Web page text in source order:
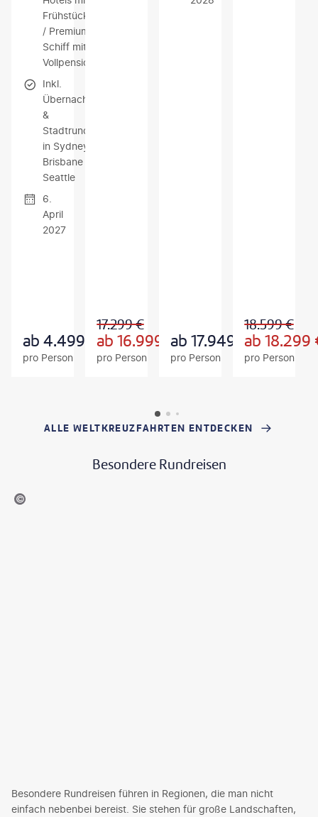
Frühstück
/ ​Premium-
Schiff mit
Vollpension
Inkl.
Übernachtungen
&
Stadtrundfahrten
in Sydney,
Brisbane und
Seattle
6.
April
2027
ab4.499 €
pro Person
E
B
O
T
17.299€
ab16.999 €
pro Person
B
O
T
ab17.949 €
pro Person
E
B
O
T
18.599€
ab18.299
pro Person
ALLE WELTKREUZFAHRTEN ENTDECKEN
Besondere Rundreisen
- gty
Besondere Rundreisen führen in Regionen, die man nicht
einfach nebenbei bereist. Sie stehen für große Landschaften,